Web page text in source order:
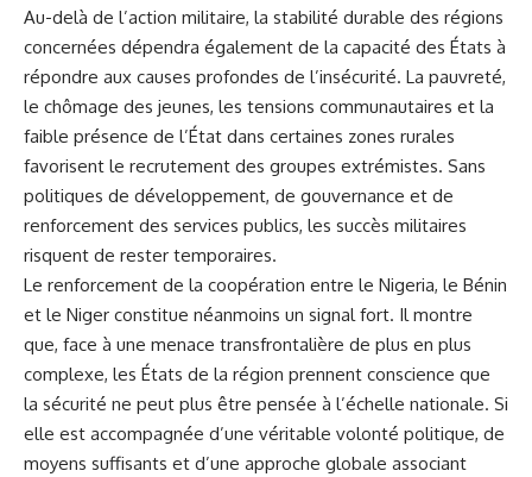
Au-delà de l’action militaire, la stabilité durable des régions
concernées dépendra également de la capacité des États à
répondre aux causes profondes de l’insécurité. La pauvreté,
le chômage des jeunes, les tensions communautaires et la
faible présence de l’État dans certaines zones rurales
favorisent le recrutement des groupes extrémistes. Sans
politiques de développement, de gouvernance et de
renforcement des services publics, les succès militaires
risquent de rester temporaires.
Le renforcement de la coopération entre le Nigeria, le Bénin
et le Niger constitue néanmoins un signal fort. Il montre
que, face à une menace transfrontalière de plus en plus
complexe, les États de la région prennent conscience que
la sécurité ne peut plus être pensée à l’échelle nationale. Si
elle est accompagnée d’une véritable volonté politique, de
moyens suffisants et d’une approche globale associant